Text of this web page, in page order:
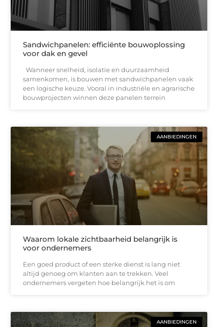
Sandwichpanelen: efficiënte bouwoplossing
voor dak en gevel
Wanneer snelheid, isolatie en duurzaamheid
samenkomen, is bouwen met sandwichpanelen vaak
een logische keuze. Vooral in industriële en agrarische
bouwprojecten winnen deze panelen terrein
AANBIEDINGEN
Waarom lokale zichtbaarheid belangrijk is
voor ondernemers
Een goed product of een sterke dienst is lang niet
altijd genoeg om klanten aan te trekken. Veel
ondernemers vergeten hoe belangrijk het is om
AANBIEDINGEN